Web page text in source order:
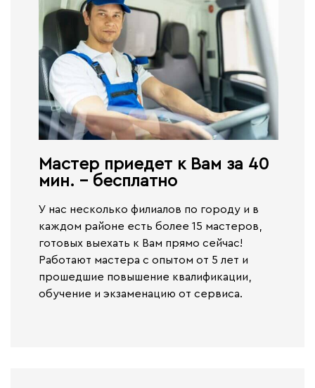
Мастер приедет к Вам за 40
мин. - бесплатно​
У нас несколько филиалов по городу и в
каждом районе есть более 15 мастеров,
готовых выехать к Вам прямо сейчас!
Работают мастера с опытом от 5 лет и
прошедшие повышение квалификации,
обучение и экзаменацию от сервиса.